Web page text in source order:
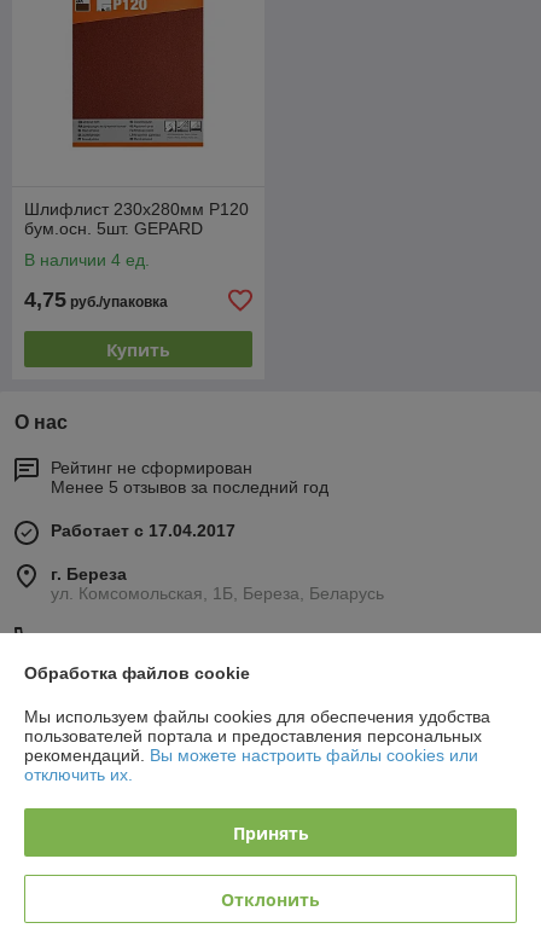
Шлифлист 230х280мм Р120
бум.осн. 5шт. GEPARD
В наличии 4 ед.
4,75 руб./упаковка
Купить
О нас
Рейтинг не сформирован
Менее 5 отзывов за последний год
Работает с 17.04.2017
г. Береза
ул. Комсомольская, 1Б, Береза, Беларусь
Контакты
Сегодня работает с 08:30 до 19:00
Показать весь график работы
Отзывы о магазине
36 отзывов за всё время
22.09.2025
Вячеслав
Обработка файлов cookie
Мы используем файлы cookies для обеспечения удобства
пользователей портала и предоставления персональных
рекомендаций. Вы можете настроить файлы cookies или
отключить их.
Принять
Отклонить